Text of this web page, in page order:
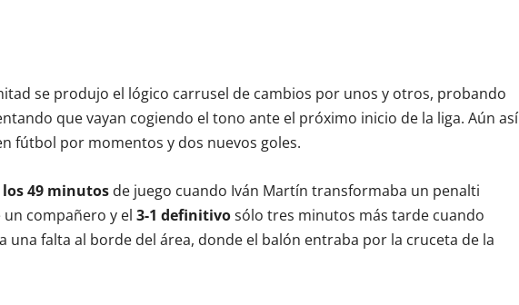
se produjo el lógico carrusel de cambios por unos y otros, probando
que vayan cogiendo el tono ante el próximo inicio de la liga. Aún así
fútbol por momentos y dos nuevos goles.
49 minutos de juego cuando Iván Martín transformaba un penalti
compañero y el 3-1 definitivosólo tres minutos más tarde cuando
una falta al borde del área, donde el balón entraba por la cruceta de la